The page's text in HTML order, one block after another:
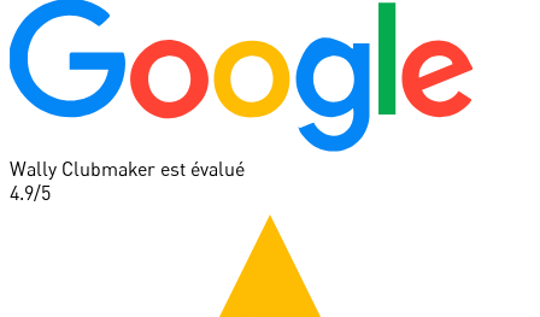
Wally Clubmaker est évalué
4.9/5